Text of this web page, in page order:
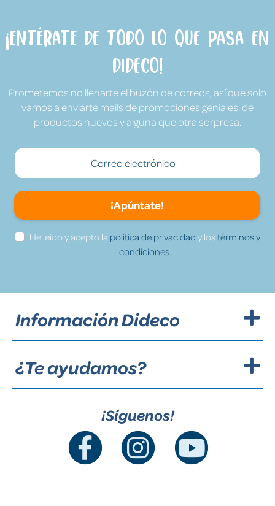
¡Entérate de todo lo que pasa en
Dideco!
Prometemos no llenarte el buzón de correos, así que solo
vamos a enviarte mails de promociones geniales, de
productos nuevos y alguna que otra sorpresa.
¡Apúntate!
He leído y acepto la política de privacidad y lostérminos y
condiciones.
Información Dideco
¿Te ayudamos?
¡Síguenos!